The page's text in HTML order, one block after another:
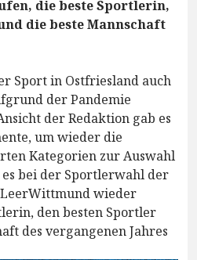
die beste Sportlerin,
die beste Mannschaft
Sport in Ostfriesland auch
der Pandemie
der Redaktion gab es
um wieder die
Kategorien zur Auswahl
es bei der Sportlerwahl der
LeerWittmund wieder
den besten Sportler
des vergangenen Jahres